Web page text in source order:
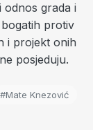
odnos grada i
protiv
i projekt onih
posjeduju.
#Mate Knezović